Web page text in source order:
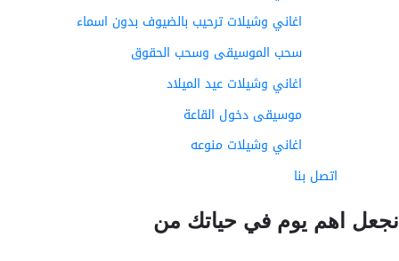
اغاني وشيلات ترحيب بالضيوف بدون اسماء
سحب الموسيقى وسحب الحقوق
اغاني وشيلات عيد الميلاد
موسيقى دخول القاعة
اغاني وشيلات منوعه
اتصل بنا
اهم يوم في حياتك من